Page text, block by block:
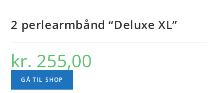
2 perlearmbånd “Deluxe XL”
kr. 255,00
GÅ TIL SHOP